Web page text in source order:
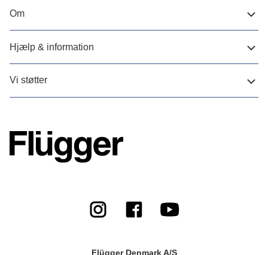
Om
Hjælp & information
Vi støtter
Flügger Denmark A/S